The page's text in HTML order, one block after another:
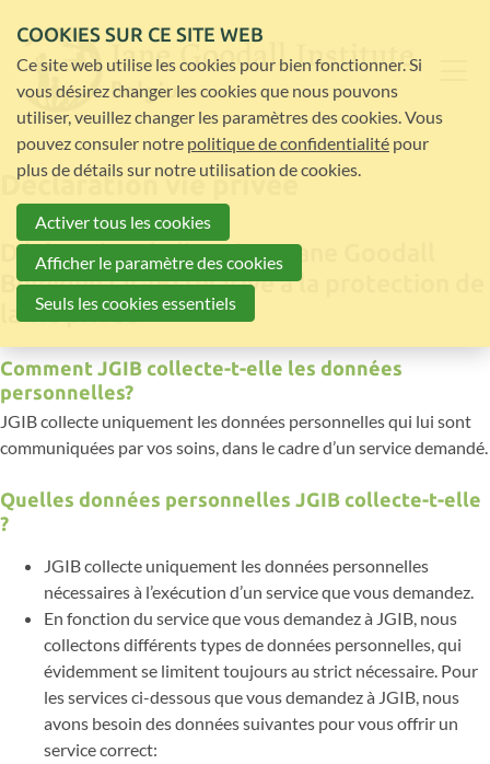
Déclaration vie privée
Déclaration de l’Institut Jane Goodall
Belgique (JGIB) relative à la protection de
la vie privée
Comment JGIB collecte-t-elle les données
personnelles?
JGIB collecte uniquement les données personnelles qui lui sont
communiquées par vos soins, dans le cadre d’un service demandé.
Quelles données personnelles JGIB collecte-t-elle
?
JGIB collecte uniquement les données personnelles
nécessaires à l’exécution d’un service que vous demandez.
En fonction du service que vous demandez à JGIB, nous
collectons différents types de données personnelles, qui
évidemment se limitent toujours au strict nécessaire. Pour
les services ci-dessous que vous demandez à JGIB, nous
avons besoin des données suivantes pour vous offrir un
service correct:
COOKIES SUR CE SITE WEB
Ce site web utilise les cookies pour bien fonctionner. Si
vous désirez changer les cookies que nous pouvons
utiliser, veuillez changer les paramètres des cookies. Vous
pouvez consuler notre politique de confidentialité pour
plus de détails sur notre utilisation de cookies.
Activer tous les cookies
Afficher le paramètre des cookies
Seuls les cookies essentiels